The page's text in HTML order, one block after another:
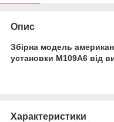
Опис
Збірна модель
установки M109A6 від
Характеристики